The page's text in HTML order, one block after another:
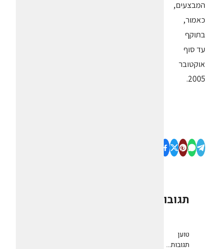
המבצעים,
כאמור,
בתוקף
עד סוף
אוקטובר
2005.
תגובות
טוען
תגובות...